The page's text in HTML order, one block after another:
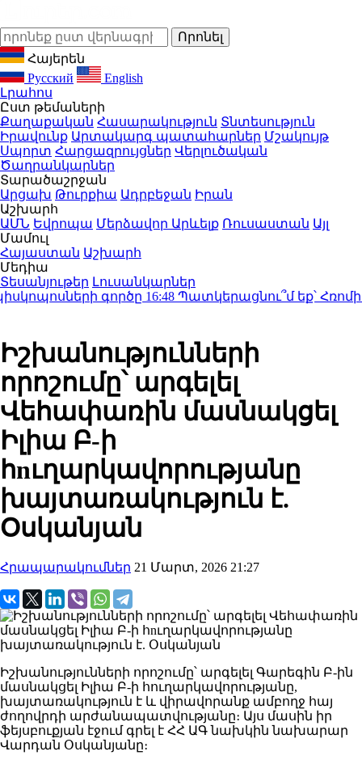
Հայերեն
Русский
English
Լրահոս
Ըստ թեմաների
Քաղաքական Հասարակություն Տնտեսություն
Իրավունք Արտակարգ պատահարներ Մշակույթ
Սպորտ Հարցազրույցներ Վերլուծական
Ծաղրանկարներ
Տարածաշրջան
Արցախ Թուրքիա Ադրբեջան Իրան
Աշխարհ
ԱՄՆ Եվրոպա Մերձավոր Արևելք Ռուսաստան Այլ
Մամուլ
Հայաստան Աշխարհ
Մեդիա
Տեսանյութեր Լուսանկարներ
գործը16:48 Պատկերացնու՞մ եք՝ Հռոմի
Իշխանությունների
որոշումը՝ արգելել
Վեհափառին մասնակցել
Իլիա Բ-ի
հnւղարկավորությանը
խայտառակություն է.
Օսկանյան
Հրապարակումներ 21 Մարտ, 2026 21:27
Իշխանությունների որոշումը՝ արգելել Գարեգին Բ-ին
մասնակցել Իլիա Բ-ի հուղարկավորությանը,
խայտառակություն է և վիրավորանք ամբողջ հայ
ժողովրդի արժանապատվությանը։ Այս մասին իր
ֆեյսբուքյան էջում գրել է ՀՀ ԱԳ նախկին նախարար
Վարդան Օսկանյանը։